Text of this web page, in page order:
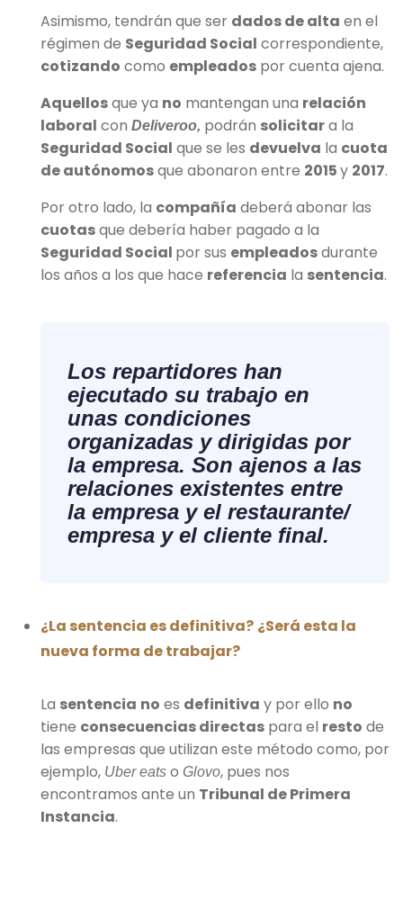
Asimismo, tendrán que ser dados de alta en el
régimen de Seguridad Social correspondiente,
cotizando como empleados por cuenta ajena.
Aquellosque ya no mantengan una relación
laboral con Deliveroo, podrán solicitara la
Seguridad Social que se les devuelva la cuota
de autónomosque abonaron entre 2015y 2017.
Por otro lado, la compañía deberá abonar las
cuotasque debería haber pagado a la
Seguridad Social por sus empleadosdurante
los años a los que hace referencia la sentencia.
Los repartidores han
ejecutado su trabajo en
unas condiciones
organizadas y dirigidas por
la empresa. Son ajenos a las
relaciones existentes entre
la empresa y el restaurante/
empresa y el cliente final.
¿La sentencia es definitiva? ¿Será esta la
nueva forma de trabajar?
La sentencia no es definitiva y por ello no
tiene consecuencias directas para el resto de
las empresas que utilizan este método como, por
ejemplo, Uber eats o Glovo, pues nos
encontramos ante un Tribunal de Primera
Instancia.